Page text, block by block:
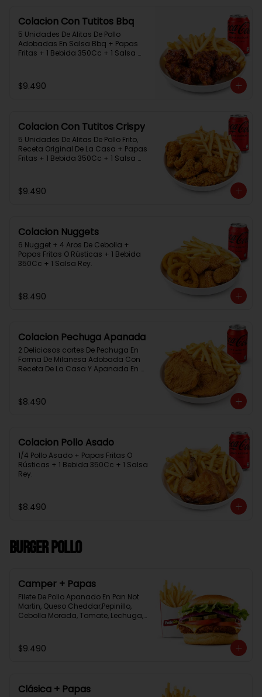
Colacion Con Tutitos Bbq
5 Unidades De Alitas De Pollo
Adobadas En Salsa Bbq + Papas
Fritas + 1 Bebida 350Cc + 1 Salsa
$9.490
Colacion Con Tutitos Crispy
5 Unidades De Alitas De Pollo Frito,
Receta Original De La Casa + Papas
Fritas + 1 Bebida 350Cc + 1 Salsa
$9.490
Colacion Nuggets
6 Nugget + 4 Aros De Cebolla +
Papas Fritas O Rústicas + 1 Bebida
350Cc + 1 Salsa Rey.
$8.490
Colacion Pechuga Apanada
2 Deliciosos cortes De Pechuga En
Forma De Milanesa Adobada Con
Receta De La Casa Y Apanada En
$8.490
Colacion Pollo Asado
1/4 Pollo Asado + Papas Fritas O
Rústicas + 1 Bebida 350Cc + 1 Salsa
Rey.
$8.490
Burger Pollo
Camper + Papas
Filete De Pollo Apanado En Pan Not
Martin, Queso Cheddar,Pepinillo,
Cebolla Morada, Tomate, Lechuga,
$9.490
Clásica + Papas